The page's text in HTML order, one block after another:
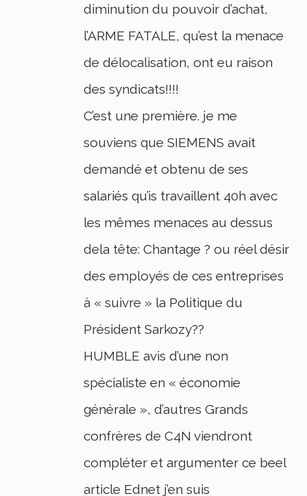
diminution du pouvoir d’achat,
l’ARME FATALE, qu’est la menace
de délocalisation, ont eu raison
des syndicats!!!!
C’est une première. je me
souviens que SIEMENS avait
demandé et obtenu de ses
salariés qu’is travaillent 40h avec
les mêmes menaces au dessus
dela tête: Chantage ? ou réel désir
des employés de ces entreprises
à « suivre » la Politique du
Président Sarkozy??
HUMBLE avis d’une non
spécialiste en « économie
générale », d’autres Grands
confrères de C4N viendront
compléter et argumenter ce beel
article Ednet j’en suis